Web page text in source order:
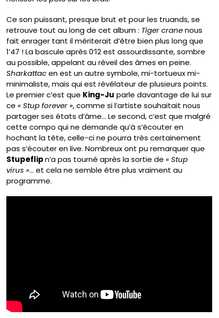
Ce son puissant, presque brut et pour les truands, se
retrouve tout au long de cet album : Tiger cranenous
fait enrager tant il mériterait d’être bien plus long que
1’47 ! La bascule après 0’12 est assourdissante, sombre
au possible, appelant au réveil des âmes en peine.
Sharkattacen est un autre symbole, mi-tortueux mi-
minimaliste, mais qui est révélateur de plusieurs points.
Le premier c’est que King-Ju parle davantage de lui sur
ce« Stup forever », comme si l’artiste souhaitait nous
partager ses états d’âme… Le second, c’est que malgré
cette compo qui ne demande qu’à s’écouter en
hochant la tête, celle-ci ne pourra très certainement
pas s’écouter en live. Nombreux ont pu remarquer que
Stupeflipn’a pas tourné après la sortie de« Stup
virus »… et cela ne semble être plus vraiment au
programme.